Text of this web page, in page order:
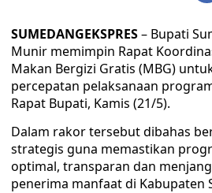
SUMEDANGEKSPRES– Bupati
Munir memimpin Rapat
Makan Bergizi Gratis (MBG)
percepatan pelaksanaan
Rapat Bupati, Kamis (21/5).
Dalam rakor tersebut dibahas
strategis guna memastikan
optimal, transparan dan
penerima manfaat di Kabupaten